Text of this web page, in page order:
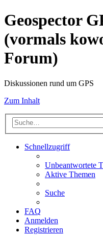
Geospector
(vormals
Forum)
Diskussionen rund um GPS
Zum Inhalt
Schnellzugriff
Unbeantwortete
Aktive Themen
Suche
FAQ
Anmelden
Registrieren